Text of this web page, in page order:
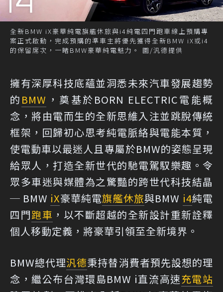
全新BMW iX豪華純電旗艦休旅與i4純電四門跑車線上預購專
案正式啟動，完成預購的準車主將優先獲得全新BMW iX或i4
的保留席次，一睹BMW豪華純電魅力。 圖/汎德提供
擁有深厚科技底蘊並洞悉未來汽車發展趨勢
的 BMW ，奠基於BORN ELECTRIC電能概
念，將由電而生的全新思維入注並跳脫傳統
框架，回歸初心思考純電脈絡與電能本質，
使電動車以最迷人且專屬於BMW的姿態呈現
給眾人，打造全新世代的馳電駕馭樂趣。令
眾多車迷與媒體為之驚豔的跨世代科技結晶
─ BMW iX豪華純電旗艦休旅與BMW i4純電
四門跑車 ，以不斷超越的全新設計重新詮釋
個人移動定義，將豪華引領至全新境界。
BMW總代理汎德秉持替消費者預先設想的理
念，繼公布台灣環島BMW i直流高速充電站